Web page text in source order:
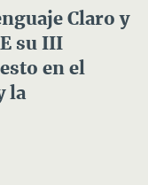
Claro y
su III
en el
la